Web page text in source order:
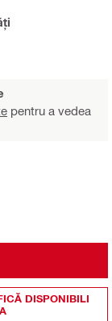
pentru a vedea
DISPONIBILI